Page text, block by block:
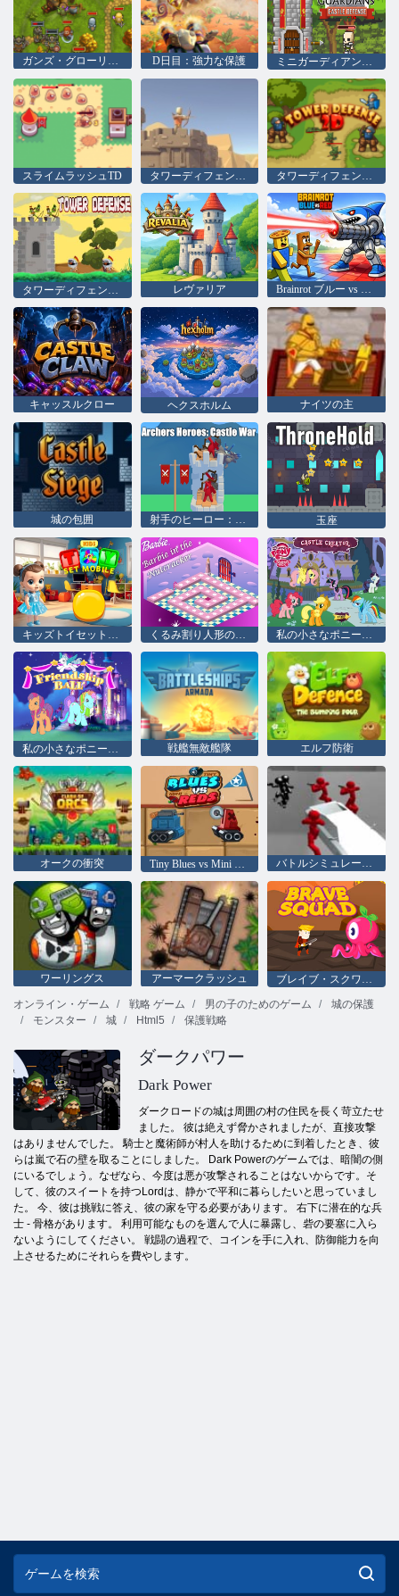
D日目：強力な保護 ミニガーディアン城防衛
スライムラッシュTD
タワーディフェンスキング レヴァリア Brainrot ブルー vs レッド
キャッスルクロー ヘクスホルム ナイツの主
城の包囲 玉座
くるみ割り人形のバービー
私の小さなポニーの友情ボール 戦艦無敵艦隊 エルフ防衛
オークの衝突 Tiny Blues vs Mini Reds バトルシミュレーター：カウンターバッター
ワーリングス アーマークラッシュ
ブレイブ・スクワッド
オンライン・ゲーム
戦略 ゲーム 男の子のためのゲーム
城の保護
モンスター
城 Html5 保護戦略
ダークパワー
Dark Power
ダークロードの城は周囲の村の住民を長く苛立たせ
ました。 彼は絶えず脅かされましたが、直接攻撃
はありませんでした。 騎士と魔術師が村人を助けるために到着したとき、彼
らは嵐で石の壁を取ることにしました。 Dark Powerのゲームでは、暗闇の側
にいるでしょう。なぜなら、今度は悪が攻撃されることはないからです。そ
して、彼のスイートを持つLordは、静かで平和に暮らしたいと思っていまし
た。 今、彼は挑戦に答え、彼の家を守る必要があります。 右下に潜在的な兵
士 - 骨格があります。 利用可能なものを選んで人に暴露し、砦の要塞に入ら
ないようにしてください。 戦闘の過程で、コインを手に入れ、防御能力を向
上させるためにそれらを費やします。